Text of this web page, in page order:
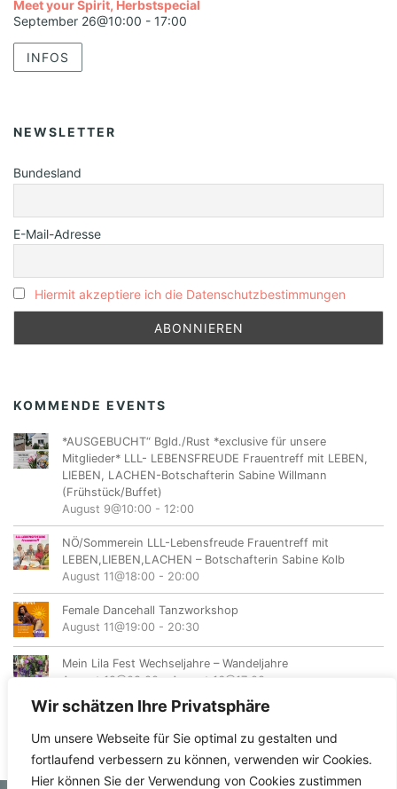
Wir schätzen Ihre Privatsphäre
Um unsere Webseite für Sie optimal zu gestalten und
fortlaufend verbessern zu können, verwenden wir Cookies.
Hier können Sie der Verwendung von Cookies zustimmen
Meet your Spirit, Herbstspecial
September 26@10:00 - 17:00
INFOS
NEWSLETTER
Bundesland
E-Mail-Adresse
Hiermit akzeptiere ich die Datenschutzbestimmungen
KOMMENDE EVENTS
*AUSGEBUCHT“ Bgld./Rust *exclusive für unsere
Mitglieder* LLL- LEBENSFREUDE Frauentreff mit LEBEN,
LIEBEN, LACHEN-Botschafterin Sabine Willmann
(Frühstück/Buffet)
August 9@10:00 - 12:00
NÖ/Sommerein LLL-Lebensfreude Frauentreff mit
LEBEN,LIEBEN,LACHEN – Botschafterin Sabine Kolb
August 11@18:00 - 20:00
Female Dancehall Tanzworkshop
August 11@19:00 - 20:30
Mein Lila Fest Wechseljahre – Wandeljahre
August 12@08:00
August 16@17:00